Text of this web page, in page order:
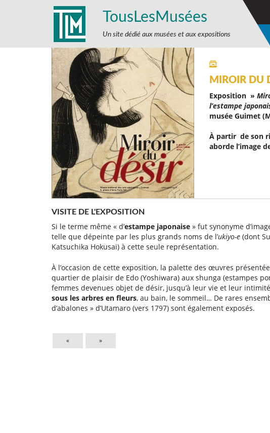
TousLesMusées
Un site dédié aux musées et aux expositions
MIROIR DU
Exposition »
l’estampe
musée Guimet
À partir de son
aborde l’image
VISITE DE L'EXPOSITION
Si le terme même « d’estampe japonaise » fut synonyme
telle que dépeinte par les plus grands noms de l’ukiyo-e (dont
Katsuchika Hokusai) à cette seule représentation.
À l’occasion de cette exposition, la palette des œuvres
quartier de plaisir de Edo (Yoshiwara) aux shunga (estampes
femmes devenues objet de désir, jusqu’à leur vie et leur
sous les arbres en fleurs, au bain, le sommeil… De rares
d’abalones » d’Utamaro (vers 1797) sont également exposés.
« »